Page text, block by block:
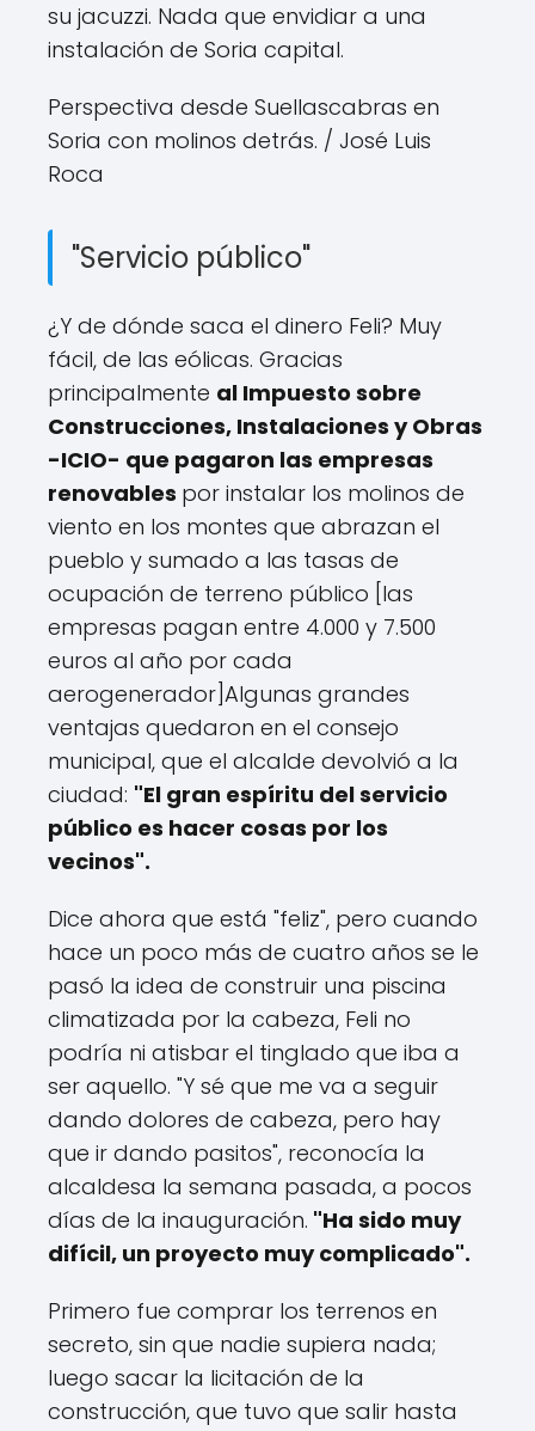
su jacuzzi. Nada que envidiar a una
instalación de Soria capital.
Perspectiva desde Suellascabras en
Soria con molinos detrás. / José Luis
Roca
"Servicio público"
¿Y de dónde saca el dinero Feli? Muy
fácil, de las eólicas. Gracias
principalmente al Impuesto sobre
Construcciones, Instalaciones y Obras
-ICIO- que pagaron las empresas
renovables por instalar los molinos de
viento en los montes que abrazan el
pueblo y sumado a las tasas de
ocupación de terreno público [las
empresas pagan entre 4.000 y 7.500
euros al año por cada
aerogenerador]Algunas grandes
ventajas quedaron en el consejo
municipal, que el alcalde devolvió a la
ciudad: "El gran espíritu del servicio
público es hacer cosas por los
vecinos".
Dice ahora que está "feliz", pero cuando
hace un poco más de cuatro años se le
pasó la idea de construir una piscina
climatizada por la cabeza, Feli no
podría ni atisbar el tinglado que iba a
ser aquello. "Y sé que me va a seguir
dando dolores de cabeza, pero hay
que ir dando pasitos", reconocía la
alcaldesa la semana pasada, a pocos
días de la inauguración. "Ha sido muy
difícil, un proyecto muy complicado".
Primero fue comprar los terrenos en
secreto, sin que nadie supiera nada;
luego sacar la licitación de la
construcción, que tuvo que salir hasta